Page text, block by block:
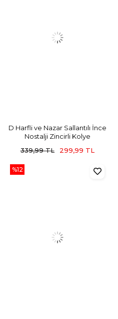
D Harfli ve Nazar Sallantılı İnce
Nostalji Zincirli Kolye
339,99 TL
299,99 TL
%12